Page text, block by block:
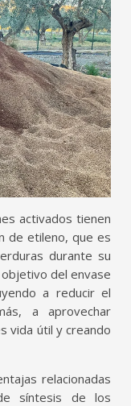
activados tienen
de etileno, que es
durante su
del envase
a reducir el
a aprovechar
vida útil y creando
relacionadas
síntesis de los